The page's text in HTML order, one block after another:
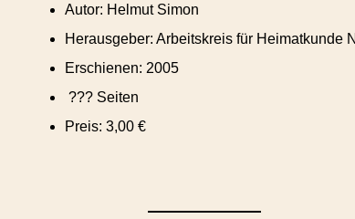
Autor: Helmut Simon
Herausgeber: Arbeitskreis für Heimatkunde
Erschienen: 2005
??? Seiten
Preis: 3,00 €